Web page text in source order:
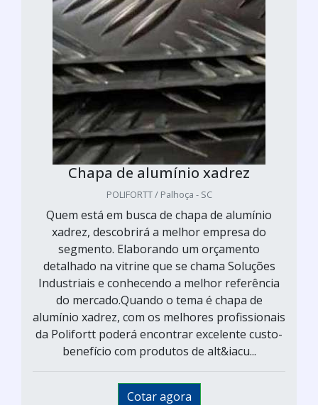
Chapa de alumínio xadrez
POLIFORTT / Palhoça - SC
Quem está em busca de chapa de alumínio
xadrez, descobrirá a melhor empresa do
segmento. Elaborando um orçamento
detalhado na vitrine que se chama Soluções
Industriais e conhecendo a melhor referência
do mercado.Quando o tema é chapa de
alumínio xadrez, com os melhores profissionais
da Polifortt poderá encontrar excelente custo-
benefício com produtos de alt&iacu...
Cotar agora